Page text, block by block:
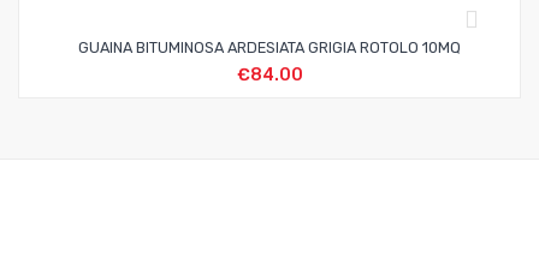
GUAINA BITUMINOSA ARDESIATA GRIGIA ROTOLO 10MQ
€84.00